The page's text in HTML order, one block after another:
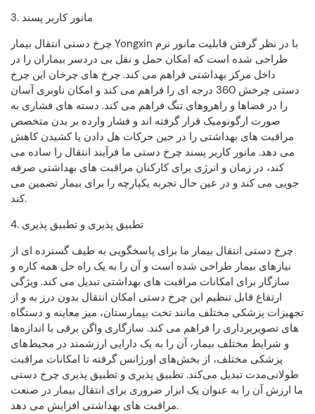
3. مانور کاربر پسند
چرخ دستی انتقال بیمار Yongxin با در نظر گرفتن قابلیت مانور نرم
طراحی شده است که امکان حمل و نقل بی دردسر بیماران را در
داخل مرکز بهداشتی فراهم می کند. چرخ های چرخان این چرخ
دستی چرخش 360 درجه ای را فراهم می کند و امکان ناوبری آسان
را در فضاها و راهروهای تنگ فراهم می کند. دسته های فشاری به
صورت ارگونومیک قرار گرفته اند و فشار وارده بر بدن متخصص
مراقبت های بهداشتی را در حین حرکات هل دادن یا کشیدن کاهش
می دهد. مانور کاربر پسند چرخ دستی ما فرآیند انتقال را ساده می
کند، در زمان و انرژی برای کارکنان مراقبت های بهداشتی صرفه
جویی می کند و در عین حال تجربه یکپارچه را برای بیمار تضمین می
کند.
4. تطبیق پذیری و تطبیق پذیری
چرخ دستی انتقال بیمار ما برای پاسخگویی به طیف گسترده ای از
نیازهای بیمار طراحی شده است و آن را به یک راه حل همه کاره و
سازگار برای امکانات مراقبت های بهداشتی تبدیل می کند. ویژگی
ارتفاع قابل تنظیم این چرخ دستی امکان انتقال بدون درز به و از
تجهیزات پزشکی مختلف مانند تخت بیمارستان، میز معاینه و دستگاه
های تصویربرداری را فراهم می کند. سازگاری واگن برقی با اندازه‌ها
و شرایط مختلف بیمار، آن را به یک دارایی ارزشمند در محیط‌های
پزشکی مختلف، از بخش‌های اورژانس گرفته تا امکانات مراقبت
طولانی‌مدت تبدیل می‌کند. تطبیق پذیری و تطبیق پذیری چرخ دستی
ما ارزش آن را به عنوان یک ابزار ضروری برای انتقال بیمار در صنعت
مراقبت های بهداشتی افزایش می دهد.